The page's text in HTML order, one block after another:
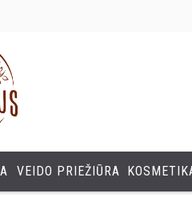
VEIDO PRIEŽIŪRA